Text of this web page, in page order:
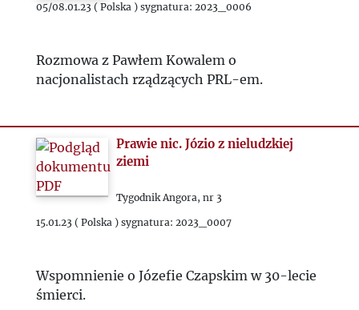
05/08.01.23 ( Polska ) sygnatura: 2023_0006
Rozmowa z Pawłem Kowalem o
nacjonalistach rządzących PRL-em.
Prawie nic. Józio z nieludzkiej
ziemi
Tygodnik Angora, nr 3
15.01.23 ( Polska ) sygnatura: 2023_0007
Wspomnienie o Józefie Czapskim w 30-lecie
śmierci.